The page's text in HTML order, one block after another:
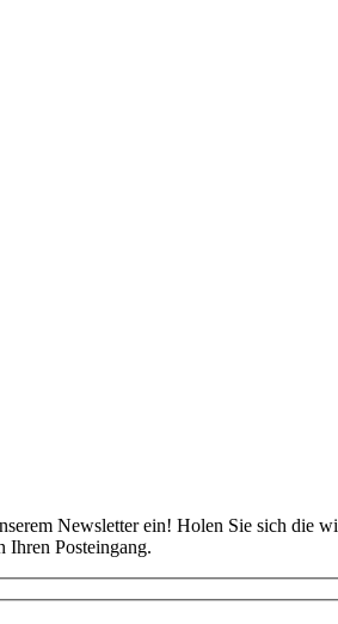
Newsletter ein! Holen Sie sich die
Ihren Posteingang.